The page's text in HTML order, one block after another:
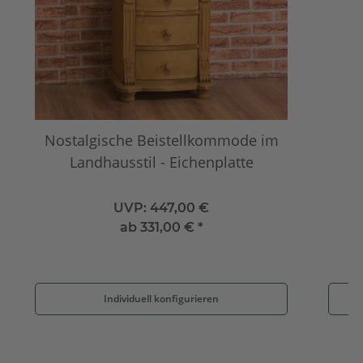
Nostalgische Beistellkommode im
Landhausstil - Eichenplatte
UVP: 447,00 €
ab 331,00 € *
Individuell konfigurieren